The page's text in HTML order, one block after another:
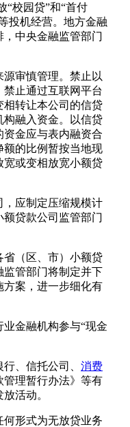
“校园贷”和“首付
投机经营。地方金融
中央金融监管部门
审慎管理。禁止以
止通过互联网平台
相转让本公司的信贷
构融入资金。以信贷
金应与表内融资合
额的比例暂按当地现
宽或变相放宽小额贷
应制定压缩规模计
贷款公司监管部门
（区、市）小额贷
监管部门将制定并下
方案，进一步细化有
金融机构参与“现金
、信托公司、 消费
管理暂行办法》等有
活动。
形式为无放贷业务